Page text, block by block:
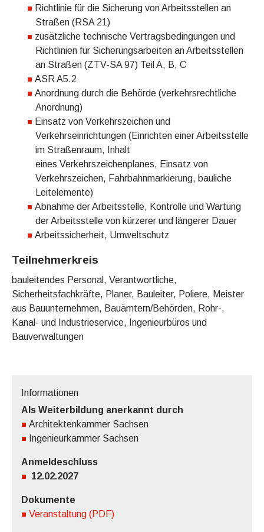
Richtlinie für die Sicherung von Arbeitsstellen an
Straßen (RSA 21)
zusätzliche technische Vertragsbedingungen und
Richtlinien für Sicherungsarbeiten an Arbeitsstellen
an Straßen (ZTV-SA 97) Teil A, B, C
ASR A5.2
Anordnung durch die Behörde (verkehrsrechtliche
Anordnung)
Einsatz von Verkehrszeichen und
Verkehrseinrichtungen (Einrichten einer Arbeitsstelle
im Straßenraum, Inhalt
eines Verkehrszeichenplanes, Einsatz von
Verkehrszeichen, Fahrbahnmarkierung, bauliche
Leitelemente)
Abnahme der Arbeitsstelle, Kontrolle und Wartung
der Arbeitsstelle von kürzerer und längerer Dauer
Arbeitssicherheit, Umweltschutz
Teilnehmerkreis
bauleitendes Personal, Verantwortliche,
Sicherheitsfachkräfte, Planer, Bauleiter, Poliere, Meister
aus Bauunternehmen, Bauämtern/Behörden, Rohr-,
Kanal- und Industrieservice, Ingenieurbüros und
Bauverwaltungen
Informationen
Als Weiterbildung anerkannt durch
Architektenkammer Sachsen
Ingenieurkammer Sachsen
Anmeldeschluss
12.02.2027
Dokumente
Veranstaltung (PDF)